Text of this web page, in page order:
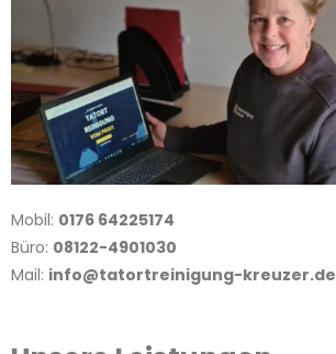
Mobil: 0176 64225174
Büro: 08122-4901030
Mail: info@tatortreinigung-kreuzer.de